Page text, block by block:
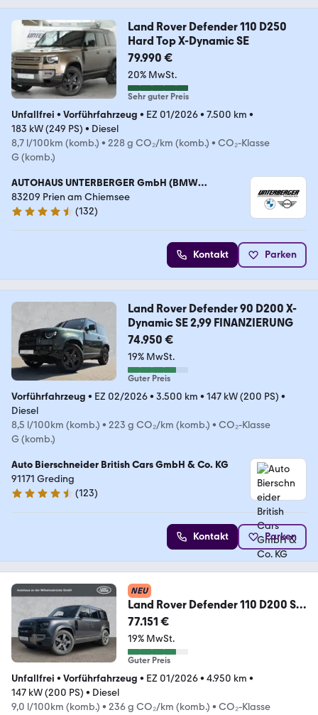
Land Rover Defender 110 D250
Hard Top X-Dynamic SE
79.990 €
20% MwSt.
Sehr guter Preis
Unfallfrei • Vorführfahrzeug • EZ 01/2026• 7.500 km •
183 kW (249 PS) • Diesel
8,7 l/100km (komb.) • 228 g CO₂/km (komb.) • CO₂-Klasse
G (komb.)
AUTOHAUS UNTERBERGER GmbH (BMW
Vertragshändler)
83209 Prien am Chiemsee
4.4 Sterne
(132)
Kontakt Parken
Land Rover Defender 90 D200 X-
Dynamic SE 2,99 FINANZIERUNG
74.950 €
19% MwSt.
Guter Preis
Vorführfahrzeug • EZ 02/2026• 3.500 km • 147 kW (200 PS) •
Diesel
8,5 l/100km (komb.) • 223 g CO₂/km (komb.) • CO₂-Klasse
G (komb.)
Auto Bierschneider British Cars GmbH & Co. KG
91171 Greding
4.3 Sterne
(123)
Kontakt Parken
NEU
Land Rover Defender 110 D200 S
Luftfederung/Standheizung
77.151 €
19% MwSt.
Guter Preis
Unfallfrei • Vorführfahrzeug • EZ 01/2026• 4.950 km •
147 kW (200 PS) • Diesel
9,0 l/100km (komb.) • 236 g CO₂/km (komb.) • CO₂-Klasse